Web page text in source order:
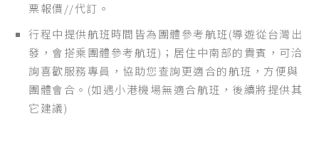
票報價//代訂。
行程中提供航班時間皆為團體參考航班(導遊從台灣出
發，會搭乘團體參考航班)；居住中南部的貴賓，可洽
詢喜歡服務專員，協助您查詢更適合的航班，方便與
團體會合。(如遇小港機場無適合航班，後續將提供其
它建議)